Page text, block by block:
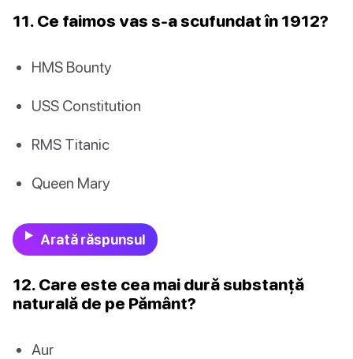
11. Ce faimos vas s-a scufundat în 1912?
HMS Bounty
USS Constitution
RMS Titanic
Queen Mary
Arată răspunsul
12. Care este cea mai dură substanță
naturală de pe Pământ?
Aur